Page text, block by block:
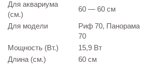
Для аквариума
(см.)
60 — 60 см
Для модели
Риф 70, Панорама
70
Мощность (Вт.)
15,9 Вт
Длина (см.)
60 см